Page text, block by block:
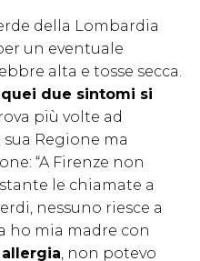
della Lombardia
un eventuale
alta e tosse secca.
quei due sintomi si
più volte ad
Regione ma
“A Firenze non
le chiamate a
nessuno riesce a
ho mia madre con
, non potevo